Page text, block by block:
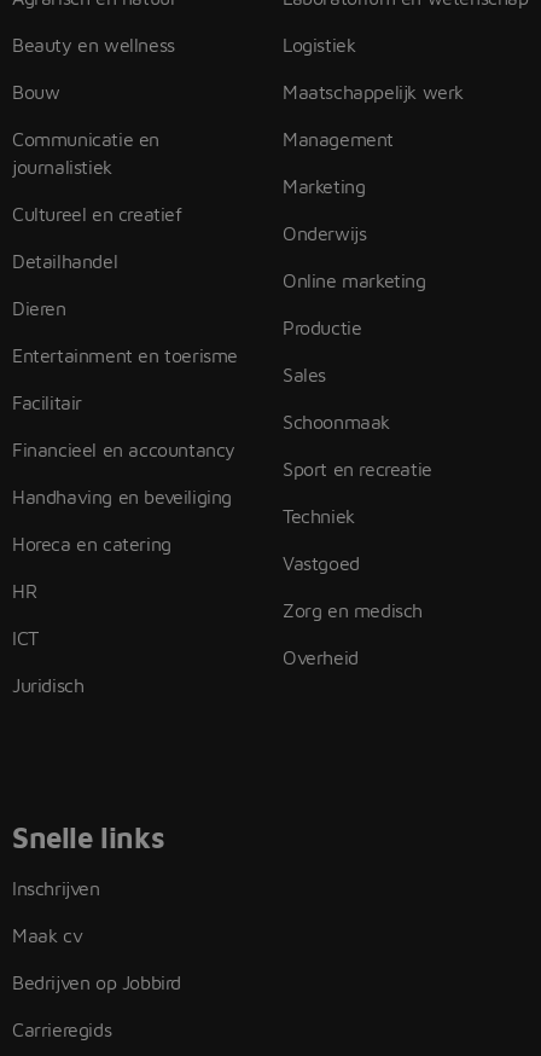
Beauty en wellness
Bouw
Communicatie en
journalistiek
Cultureel en creatief
Detailhandel
Dieren
Entertainment en toerisme
Facilitair
Financieel en accountancy
Handhaving en beveiliging
Horeca en catering
HR
ICT
Juridisch
Logistiek
Maatschappelijk werk
Management
Marketing
Onderwijs
Online marketing
Productie
Sales
Schoonmaak
Sport en recreatie
Techniek
Vastgoed
Zorg en medisch
Overheid
Snelle links
Inschrijven
Maak cv
Bedrijven op Jobbird
Carrieregids